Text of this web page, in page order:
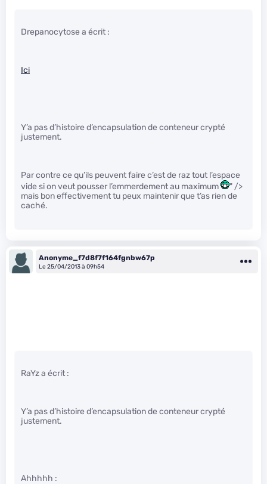
Drepanocytose a écrit :
Ici
Y’a pas d’histoire d’encapsulation de conteneur crypté
justement.
Par contre ce qu’ils peuvent faire c’est de raz tout l’espace
vide si on veut pousser l’emmerdement au maximum
" />
mais bon effectivement tu peux maintenir que t’as rien de
caché.
Anonyme_f7d8f7f164fgnbw67p
Le 25/04/2013 à 09h54
RaYz a écrit :
Y’a pas d’histoire d’encapsulation de conteneur crypté
justement.
Ahhhhh :